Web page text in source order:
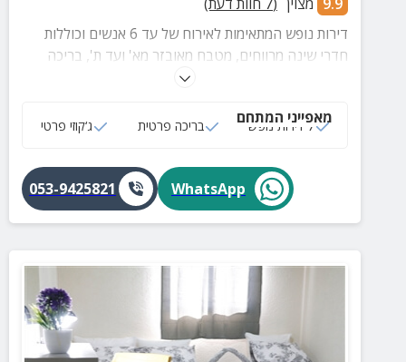
דירות נופש המתאימות לאירוח של עד 6 אנשים וכוללות
חדרי שינה מרווחים, מטבח מאובזר מא' ועד ת', בריכה
פרטית וחצר מטופחת ורחבה. המתחם נמצא בקרבת
מאפייני המתחם
7 דירות נופש בריכה פרטית ג‘קוזי פרטי
WhatsApp
053-9425821